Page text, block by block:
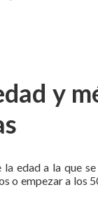
y
edad a la que
o empezar a los